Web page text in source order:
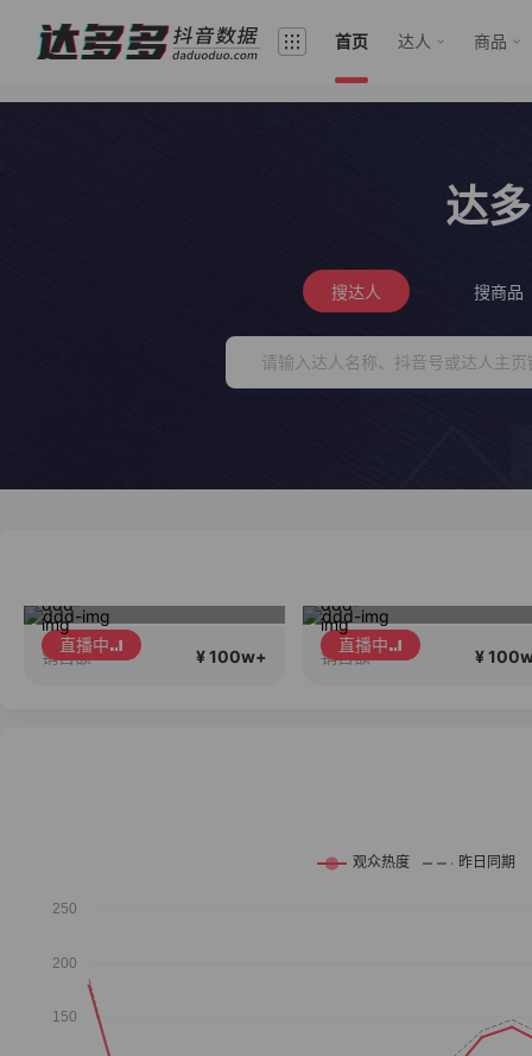
首页 达人 商品
达
搜达人 搜商品
直播中
销售额 ¥ 100w+
直播中
销售额 ¥